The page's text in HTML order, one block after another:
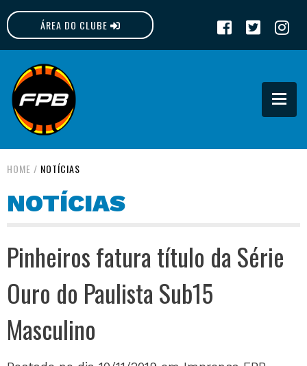
ÁREA DO CLUBE
FPB
HOME / NOTÍCIAS
NOTÍCIAS
Pinheiros fatura título da Série
Ouro do Paulista Sub15
Masculino